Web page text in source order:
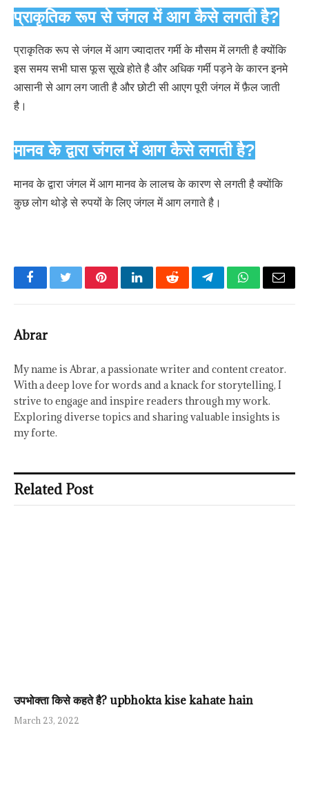
प्राकृतिक रूप से जंगल में आग कैसे लगती है?
प्राकृतिक रूप से जंगल में आग ज्यादातर गर्मी के मौसम में लगती है क्योंकि
इस समय सभी घास फूस सूखे होते है और अधिक गर्मी पड़ने के कारन इनमे
आसानी से आग लग जाती है और छोटी सी आएग पूरी जंगल में फ़ैल जाती
है।
मानव के द्वारा जंगल में आग कैसे लगती है?
मानव के द्वारा जंगल में आग मानव के लालच के कारण से लगती है क्योंकि
कुछ लोग थोड़े से रुपयों के लिए जंगल में आग लगाते है।
FacebookTwitterPinterestLinkedInRedditTelegramWhatsApp
Email
Abrar
My name is Abrar, a passionate writer and content creator.
With a deep love for words and a knack for storytelling, I
strive to engage and inspire readers through my work.
Exploring diverse topics and sharing valuable insights is
my forte.
Related Post
उपभोक्ता किसे कहते है? upbhokta kise kahate hain
March 23, 2022